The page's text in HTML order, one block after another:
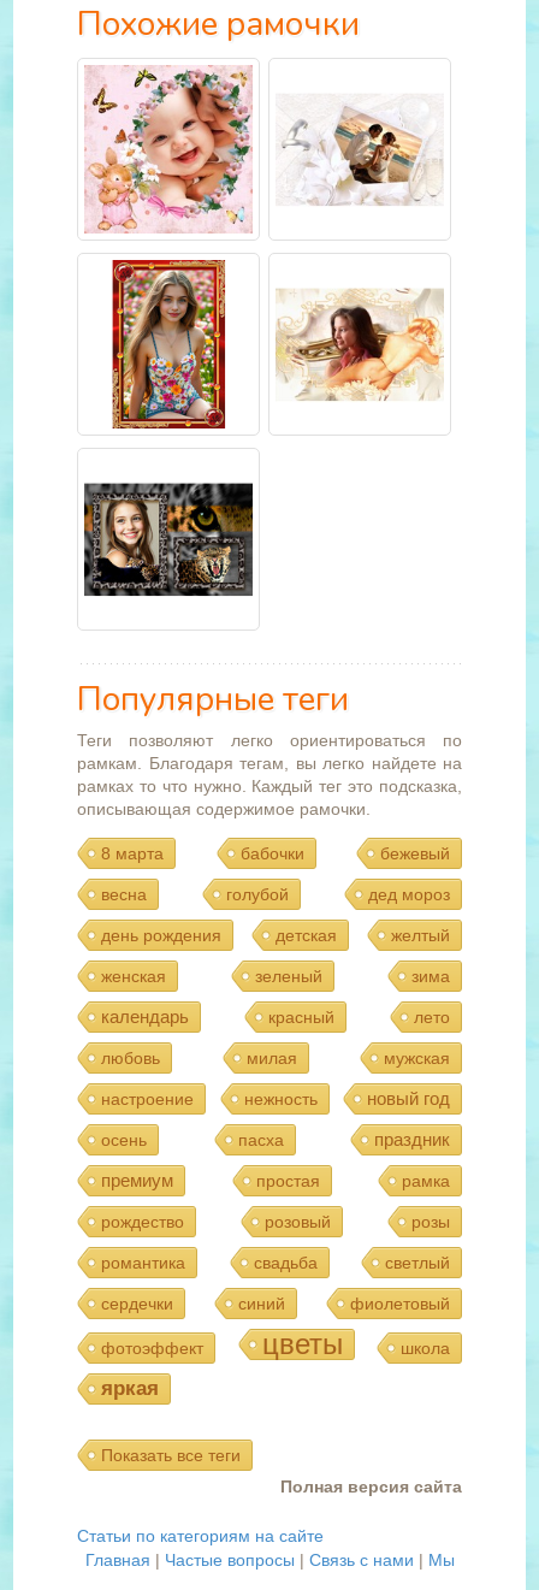
Похожие рамочки
Популярные теги
Теги позволяют легко ориентироваться по
рамкам. Благодаря тегам, вы легко найдете на
рамках то что нужно. Каждый тег это подсказка,
описывающая содержимое рамочки.
8 марта бабочки бежевый
весна голубой дед мороз
день рождения детская желтый
женская зеленый зима
календарь красный лето
любовь милая мужская
настроение нежность новый год
осень пасха
праздник
премиум
простая рамка
рождество розовый розы
романтика свадьба светлый
сердечки синий фиолетовый
фотоэффект цветы школа
яркая
Показать все теги
Полная версия сайта
Статьи по категориям на сайте
Главная | Частые вопросы | Связь с нами | Мы